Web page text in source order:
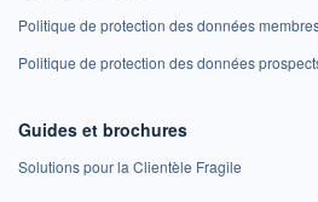
Politique de protection des données
Politique de protection des données
Guides et brochures
Solutions pour la Clientèle Fragile